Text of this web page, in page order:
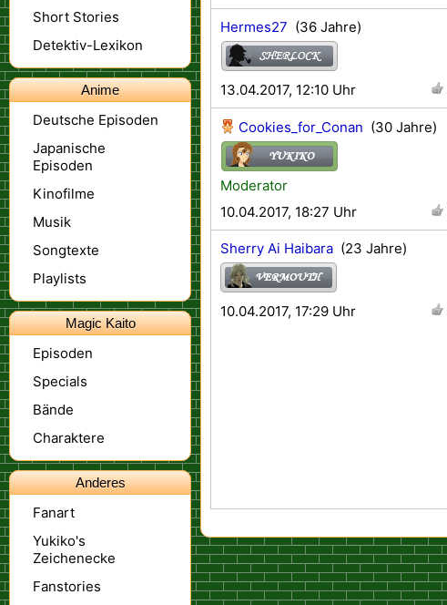
Short Stories
Detektiv-Lexikon
Anime
Deutsche Episoden
Japanische
Episoden
Kinofilme
Musik
Songtexte
Playlists
Magic Kaito
Episoden
Specials
Bände
Charaktere
Anderes
Fanart
Yukiko's
Zeichenecke
Fanstories
Hermes27 (36 Jahre)
13.04.2017, 12:10 Uhr
Cookies_for_Conan (30 Jahre)
Moderator
10.04.2017, 18:27 Uhr
Sherry Ai Haibara (23 Jahre)
10.04.2017, 17:29 Uhr